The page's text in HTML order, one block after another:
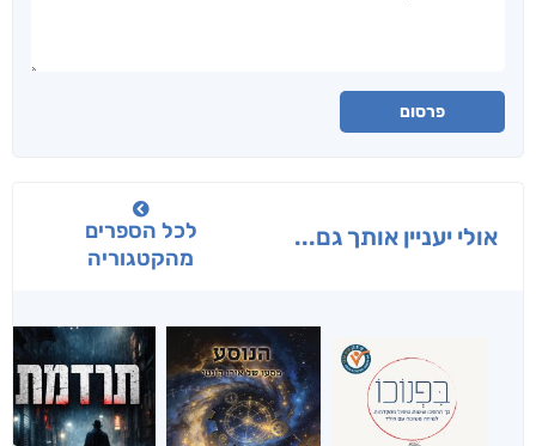
פרסום
אולי יעניין אותך גם...
לכל הספרים
מהקטגוריה